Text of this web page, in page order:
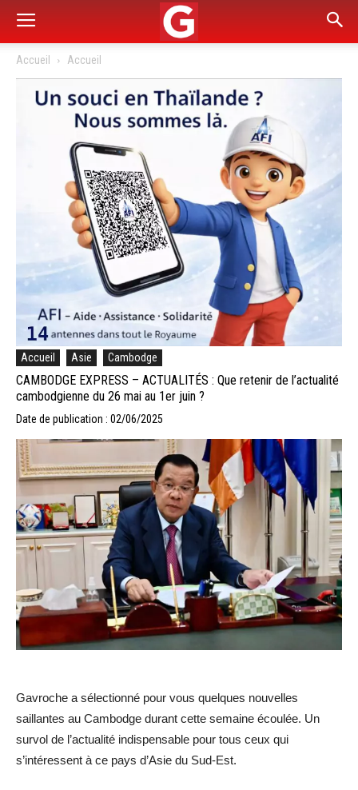
Accueil Accueil
Accueil Asie Cambodge
CAMBODGE EXPRESS – ACTUALITÉS : Que retenir de l’actualité
cambodgienne du 26 mai au 1er juin ?
Date de publication : 02/06/2025
Gavroche a sélectionné pour vous quelques nouvelles
saillantes au Cambodge durant cette semaine écoulée. Un
survol de l’actualité indispensable pour tous ceux qui
s’intéressent à ce pays d’Asie du Sud-Est.